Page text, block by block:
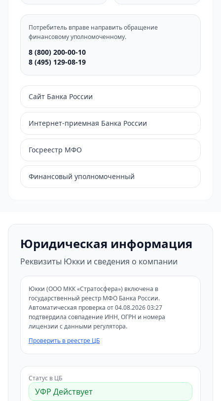
Потребитель вправе направить обращение
финансовому уполномоченному.
8 (800) 200-00-10
8 (495) 129-08-19
Сайт Банка России
Интернет-приемная Банка России
Госреестр МФО
Финансовый уполномоченный
Юридическая информация
Реквизиты Юкки и сведения о компании
Юкки (ООО МКК «Стратосфера») включена в
государственный реестр МФО Банка России.
Автоматическая проверка от 04.08.2026 03:27
подтвердила совпадение ИНН, ОГРН и номера
лицензии с данными регулятора.
Проверить в реестре ЦБ
Статус в ЦБ
УФР Действует